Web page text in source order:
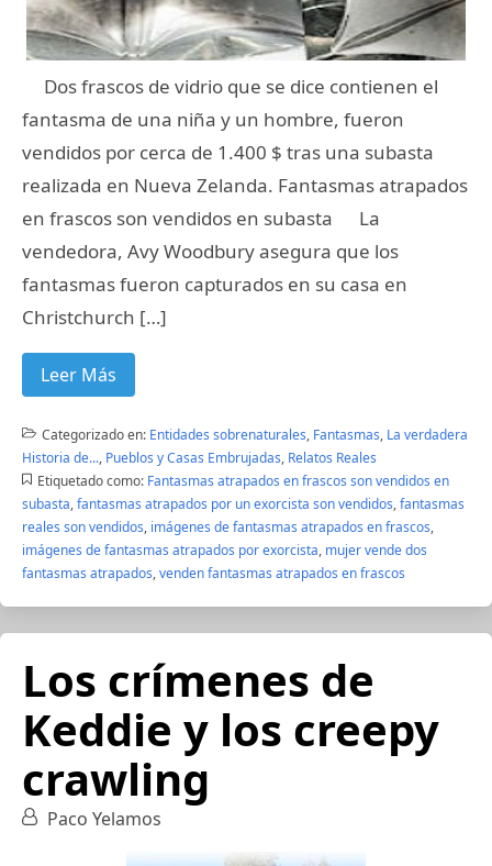
Dos frascos de vidrio que se dice contienen el
fantasma de una niña y un hombre, fueron
vendidos por cerca de 1.400 $ tras una subasta
realizada en Nueva Zelanda. Fantasmas atrapados
en frascos son vendidos en subasta La
vendedora, Avy Woodbury asegura que los
fantasmas fueron capturados en su casa en
Christchurch […]
Leer Más
Categorizado en: Entidades sobrenaturales, Fantasmas, La verdadera
Historia de..., Pueblos y Casas Embrujadas, Relatos Reales
Etiquetado como: Fantasmas atrapados en frascos son vendidos en
subasta,fantasmas atrapados por un exorcista son vendidos,fantasmas
reales son vendidos, imágenes de fantasmas atrapados en frascos,
imágenes de fantasmas atrapados por exorcista, mujer vende dos
fantasmas atrapados,venden fantasmas atrapados en frascos
Los crímenes de
Keddie y los creepy
crawling
Paco Yelamos